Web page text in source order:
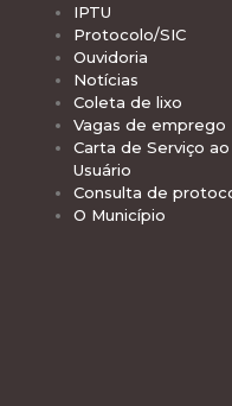
IPTU
Protocolo/SIC
Ouvidoria
Notícias
Coleta de lixo
Vagas de emprego
Carta de Serviço ao
Usuário
Consulta de
O Município